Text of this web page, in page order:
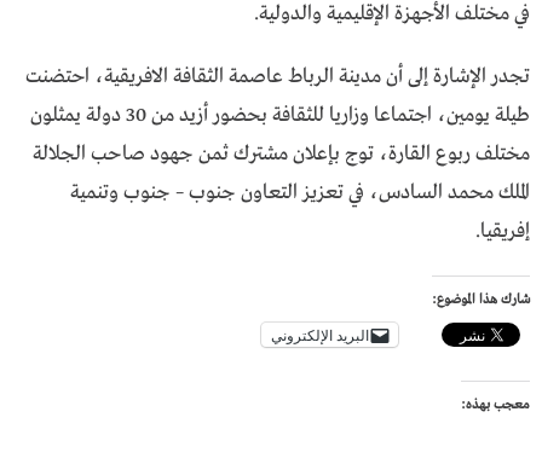
في مختلف الأجهزة الإقليمية والدولية.
تجدر الإشارة إلى أن مدينة الرباط عاصمة الثقافة الافريقية، احتضنت
طيلة يومين، اجتماعا وزاريا للثقافة بحضور أزيد من 30 دولة يمثلون
مختلف ربوع القارة، توج بإعلان مشترك ثمن جهود صاحب الجلالة
الملك محمد السادس، في تعزيز التعاون جنوب – جنوب وتنمية
إفريقيا.
شارك هذا الموضوع:
البريد الإلكتروني
معجب بهذه: